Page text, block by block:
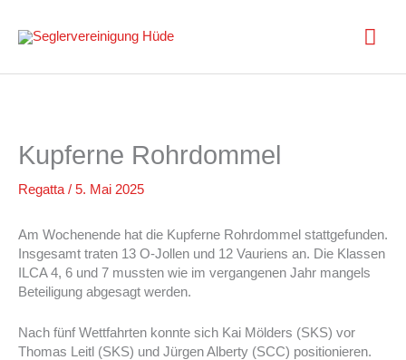
Inhalt
springen
Kupferne Rohrdommel
Regatta/ 5. Mai 2025
Am Wochenende hat die Kupferne Rohrdommel stattgefunden.
Insgesamt traten 13 O-Jollen und 12 Vauriens an. Die Klassen
ILCA 4, 6 und 7 mussten wie im vergangenen Jahr mangels
Beteiligung abgesagt werden.
Nach fünf Wettfahrten konnte sich Kai Mölders (SKS) vor
Thomas Leitl (SKS) und Jürgen Alberty (SCC) positionieren.